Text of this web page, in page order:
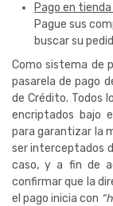
Pago en tienda
Pague sus
buscar su
Como sistema de
pasarela de pago
de Crédito. Todos
encriptados bajo
para garantizar la
ser interceptados
caso, y a fin de
confirmar que la
el pago inicia con